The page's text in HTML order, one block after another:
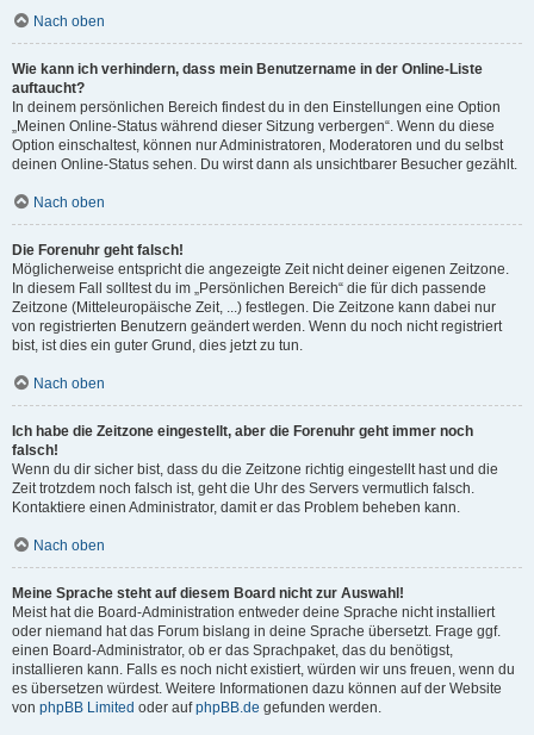
Nach oben
Wie kann ich verhindern, dass mein Benutzername in der Online-Liste
auftaucht?
In deinem persönlichen Bereich findest du in den Einstellungen eine Option
„Meinen Online-Status während dieser Sitzung verbergen“. Wenn du diese
Option einschaltest, können nur Administratoren, Moderatoren und du selbst
deinen Online-Status sehen. Du wirst dann als unsichtbarer Besucher gezählt.
Nach oben
Die Forenuhr geht falsch!
Möglicherweise entspricht die angezeigte Zeit nicht deiner eigenen Zeitzone.
In diesem Fall solltest du im „Persönlichen Bereich“ die für dich passende
Zeitzone (Mitteleuropäische Zeit, ...) festlegen. Die Zeitzone kann dabei nur
von registrierten Benutzern geändert werden. Wenn du noch nicht registriert
bist, ist dies ein guter Grund, dies jetzt zu tun.
Nach oben
Ich habe die Zeitzone eingestellt, aber die Forenuhr geht immer noch
falsch!
Wenn du dir sicher bist, dass du die Zeitzone richtig eingestellt hast und die
Zeit trotzdem noch falsch ist, geht die Uhr des Servers vermutlich falsch.
Kontaktiere einen Administrator, damit er das Problem beheben kann.
Nach oben
Meine Sprache steht auf diesem Board nicht zur Auswahl!
Meist hat die Board-Administration entweder deine Sprache nicht installiert
oder niemand hat das Forum bislang in deine Sprache übersetzt. Frage ggf.
einen Board-Administrator, ob er das Sprachpaket, das du benötigst,
installieren kann. Falls es noch nicht existiert, würden wir uns freuen, wenn du
es übersetzen würdest. Weitere Informationen dazu können auf der Website
von phpBB Limited oder aufphpBB.de gefunden werden.